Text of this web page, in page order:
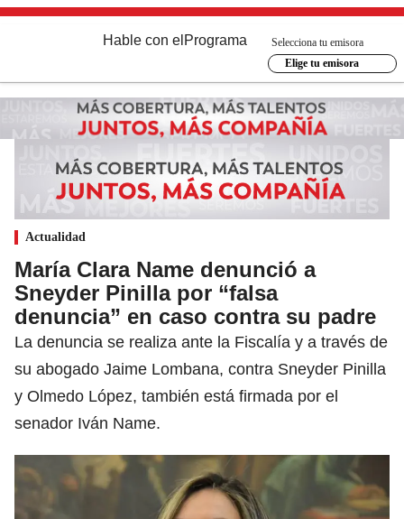
Hable con el Programa
Selecciona tu emisora
Elige tu emisora
Actualidad
María Clara Name denunció a
Sneyder Pinilla por “falsa
denuncia” en caso contra su padre
La denuncia se realiza ante la Fiscalía y a través de
su abogado Jaime Lombana, contra Sneyder Pinilla
y Olmedo López, también está firmada por el
senador Iván Name.